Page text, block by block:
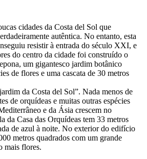
cidades da Costa del Sol que
autêntica. No entanto, esta
resistir à entrada do século XXI, e
do centro da cidade foi construído o
um gigantesco jardim botânico
de flores e uma cascata de 30 metros
da Costa del Sol”. Nada menos de
de orquídeas e muitas outras espécies
e da Ásia crescem no
da Casa das Orquídeas tem 33 metros
de azul à noite. No exterior do edifício
metros quadrados com um grande
mais flores.